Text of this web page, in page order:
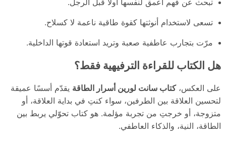
تسعى لاستخدام أنوثتها كقوة طاقية ناعمة لا كسلاح.
مرّت بتجارب عاطفية صعبة وتريد استعادة قوتها الداخلية.
هل الكتاب للقراءة الترفيهية فقط؟
على العكس،كتاب سانت لورين أسرار الطاقة يقدّم أسسًا عميقة
لتحسين العلاقة بين الطرفين، سواء كنتِ في بداية العلاقة، أو
متزوجة، أو خرجتِ من تجربة مؤلمة. هو كتاب تحوّلي يربط بين
الطاقة، النية، والذكاء العاطفي.